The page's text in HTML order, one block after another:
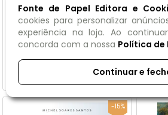
14x21cm - 110p / Priscila Pessa
nha
R$ 42,90
R$ 48,00
ou em até3xdeR$ 14,30sem
ou
-15%
Fonte de Papel Editora e
cookies para personalizar
experiência na loja. Ao
concorda com a nossa Política de
Continuar e